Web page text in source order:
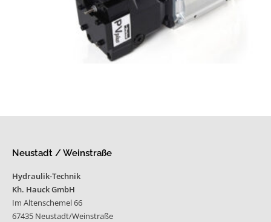
Neustadt / Weinstraße
Hydraulik-Technik
Kh. Hauck GmbH
Im Altenschemel 66
67435 Neustadt/Weinstraße